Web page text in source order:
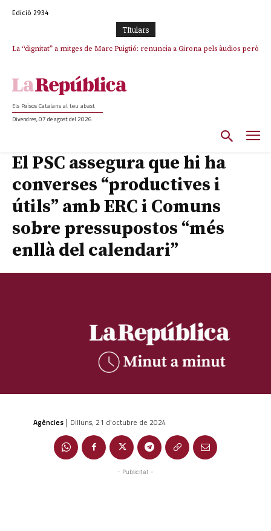
Edició 2934
TItulars
La “dignitat” a mitges de Marc Puigtió: renuncia a Girona pels àudios però
Junts exigeix que Catalunya quedi “fora” del repartiment dels menors
Els Països Catalans al teu abast
Divendres, 07 de agost del 2026
El PSC assegura que hi ha
converses “productives i
útils” amb ERC i Comuns
sobre pressupostos “més
enllà del calendari”
Agències | Dilluns, 21 d'octubre de 2024
- Publicitat -